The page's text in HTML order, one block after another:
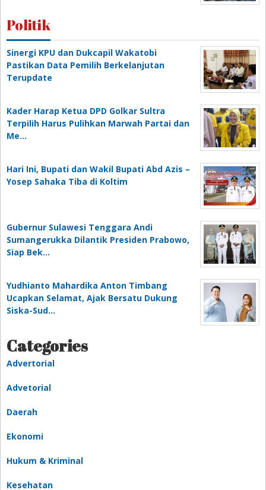
Politik
Sinergi KPU dan Dukcapil Wakatobi
Pastikan Data Pemilih Berkelanjutan
Terupdate
Kader Harap Ketua DPD Golkar Sultra
Terpilih Harus Pulihkan Marwah Partai dan
Me…
Hari Ini, Bupati dan Wakil Bupati Abd Azis –
Yosep Sahaka Tiba di Koltim
Gubernur Sulawesi Tenggara Andi
Sumangerukka Dilantik Presiden Prabowo,
Siap Bek…
Yudhianto Mahardika Anton Timbang
Ucapkan Selamat, Ajak Bersatu Dukung
Siska-Sud…
Categories
Advertorial
Advetorial
Daerah
Ekonomi
Hukum & Kriminal
Kesehatan